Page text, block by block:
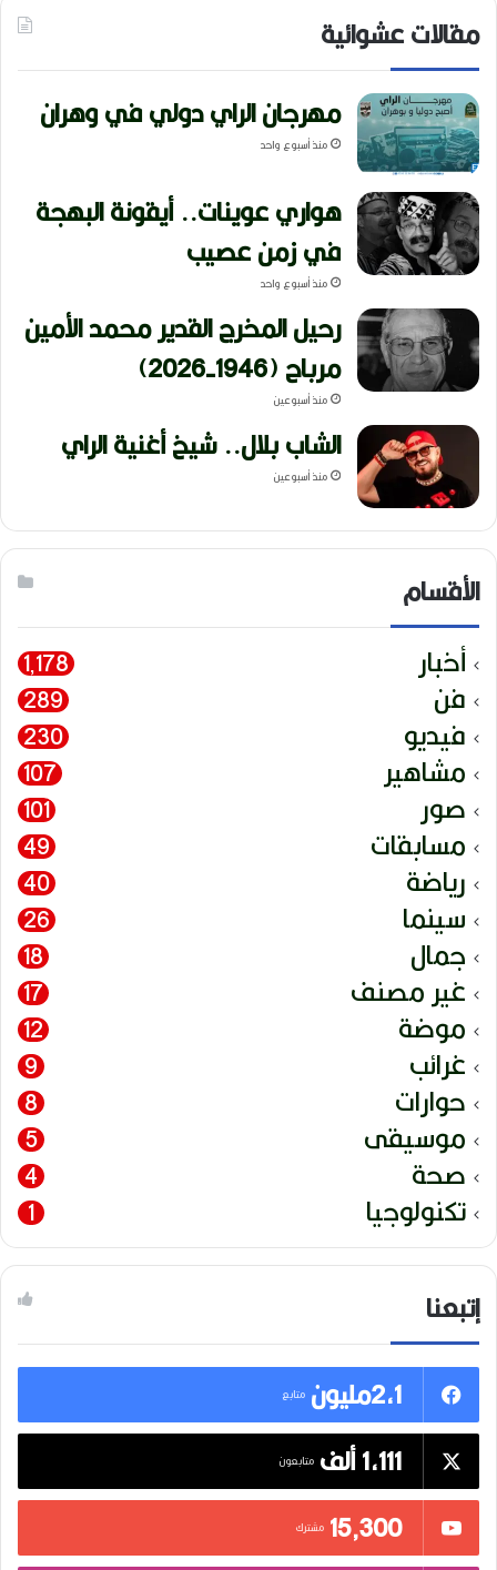
مقالات عشوائية
مهرجان الراي دولي في وهران
منذ أسبوع واحد
هواري عوينات.. أيقونة البهجة
في زمن عصيب
منذ أسبوع واحد
رحيل المخرج القدير محمد الأمين
مرباح (1946-2026)
منذ أسبوعين
الشاب بلال.. شيخ أغنية الراي
منذ أسبوعين
الأقسام
أخبار 1٬178
فن 289
فيديو 230
مشاهير 107
صور 101
مسابقات 49
رياضة 40
سينما 26
جمال 18
غير مصنف 17
موضة 12
غرائب 9
حوارات 8
موسيقى 5
صحة 4
تكنولوجيا 1
إتبعنا
2,1مليون
متابع
1,111 ألف متابعون
15٬300 مشترك